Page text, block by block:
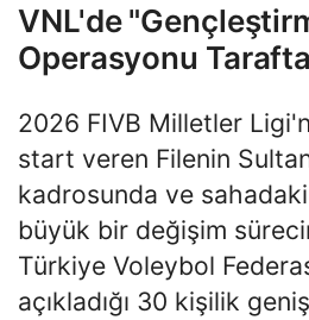
VNL'de
Operasyonu
2026 FIVB Milletler
start veren Filenin
kadrosunda ve
büyük bir değişim
Türkiye Voleybol
açıkladığı 30 kişilik